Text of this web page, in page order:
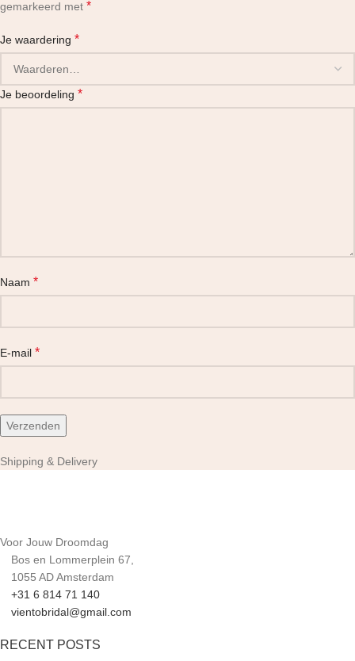
gemarkeerd met *
Je waardering *
Je beoordeling *
Naam *
E-mail *
Shipping & Delivery
Voor Jouw Droomdag
Bos en Lommerplein 67,
1055 AD Amsterdam
+31 6 814 71 140
vientobridal@gmail.com
RECENT POSTS